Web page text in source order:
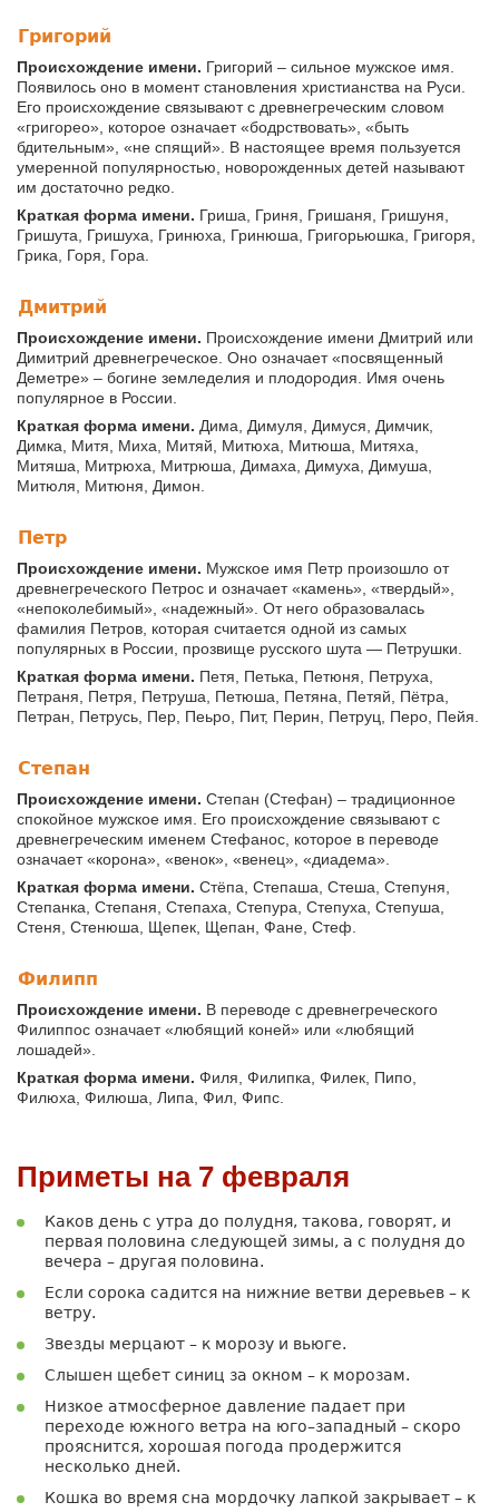
Григорий
Происхождение имени. Григорий – сильное мужское имя.
Появилось оно в момент становления христианства на Руси.
Его происхождение связывают с древнегреческим словом
«григорео», которое означает «бодрствовать», «быть
бдительным», «не спящий». В настоящее время пользуется
умеренной популярностью, новорожденных детей называют
им достаточно редко.
Краткая форма имени. Гриша, Гриня, Гришаня, Гришуня,
Гришута, Гришуха, Гринюха, Гринюша, Григорьюшка, Григоря,
Грика, Горя, Гора.
Дмитрий
Происхождение имени. Происхождение имени Дмитрий или
Димитрий древнегреческое. Оно означает «посвященный
Деметре» – богине земледелия и плодородия. Имя очень
популярное в России.
Краткая форма имени. Дима, Димуля, Димуся, Димчик,
Димка, Митя, Миха, Митяй, Митюха, Митюша, Митяха,
Митяша, Митрюха, Митрюша, Димаха, Димуха, Димуша,
Митюля, Митюня, Димон.
Петр
Происхождение имени. Мужское имя Петр произошло от
древнегреческого Петрос и означает «камень», «твердый»,
«непоколебимый», «надежный». От него образовалась
фамилия Петров, которая считается одной из самых
популярных в России, прозвище русского шута — Петрушки.
Краткая форма имени. Петя, Петька, Петюня, Петруха,
Петраня, Петря, Петруша, Петюша, Петяна, Петяй, Пётра,
Петран, Петрусь, Пер, Пеьро, Пит, Перин, Петруц, Перо, Пейя.
Степан
Происхождение имени. Степан (Стефан) – традиционное
спокойное мужское имя. Его происхождение связывают с
древнегреческим именем Стефанос, которое в переводе
означает «корона», «венок», «венец», «диадема».
Краткая форма имени. Стёпа, Степаша, Стеша, Степуня,
Степанка, Степаня, Степаха, Степура, Степуха, Степуша,
Стеня, Стенюша, Щепек, Щепан, Фане, Стеф.
Филипп
Происхождение имени. В переводе с древнегреческого
Филиппос означает «любящий коней» или «любящий
лошадей».
Краткая форма имени. Филя, Филипка, Филек, Пипо,
Филюха, Филюша, Липа, Фил, Фипс.
Приметы на 7 февраля
Каков день с утра до полудня, такова, говорят, и
первая половина следующей зимы, а с полудня до
вечера – другая половина.
Если сорока садится на нижние ветви деревьев – к
ветру.
Звезды мерцают – к морозу и вьюге.
Слышен щебет синиц за окном – к морозам.
Низкое атмосферное давление падает при
переходе южного ветра на юго–западный – скоро
прояснится, хорошая погода продержится
несколько дней.
Кошка во время сна мордочку лапкой закрывает – к